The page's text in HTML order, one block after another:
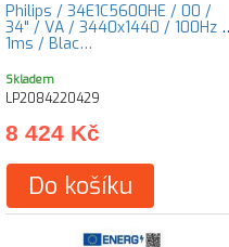
Philips / 34E1C5600HE / 00 /
34" / VA / 3440x1440 / 100Hz /
1ms / Blac…
Skladem
LP2084220429
8 424 Kč
Do košíku